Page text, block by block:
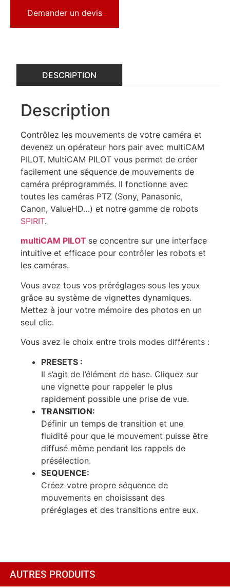
Demander un devis
DESCRIPTION
Description
Contrôlez les mouvements de votre caméra et
devenez un opérateur hors pair avec multiCAM
PILOT. MultiCAM PILOT vous permet de créer
facilement une séquence de mouvements de
caméra préprogrammés. Il fonctionne avec
toutes les caméras PTZ (Sony, Panasonic,
Canon, ValueHD…) et notre gamme de robots
SPIRIT.
multiCAM PILOT se concentre sur une interface
intuitive et efficace pour contrôler les robots et
les caméras.
Vous avez tous vos préréglages sous les yeux
grâce au système de vignettes dynamiques.
Mettez à jour votre mémoire des photos en un
seul clic.
Vous avez le choix entre trois modes différents :
PRESETS :
Il s’agit de l’élément de base. Cliquez sur
une vignette pour rappeler le plus
rapidement possible une prise de vue.
TRANSITION:
Définir un temps de transition et une
fluidité pour que le mouvement puisse être
diffusé même pendant les rappels de
présélection.
SEQUENCE:
Créez votre propre séquence de
mouvements en choisissant des
préréglages et des transitions entre eux.
AUTRES PRODUITS